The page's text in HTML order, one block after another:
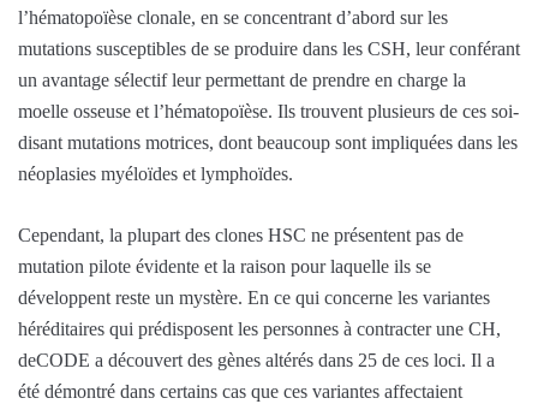
l’hématopoïèse clonale, en se concentrant d’abord sur les
mutations susceptibles de se produire dans les CSH, leur conférant
un avantage sélectif leur permettant de prendre en charge la
moelle osseuse et l’hématopoïèse. Ils trouvent plusieurs de ces soi-
disant mutations motrices, dont beaucoup sont impliquées dans les
néoplasies myéloïdes et lymphoïdes.
Cependant, la plupart des clones HSC ne présentent pas de
mutation pilote évidente et la raison pour laquelle ils se
développent reste un mystère. En ce qui concerne les variantes
héréditaires qui prédisposent les personnes à contracter une CH,
deCODE a découvert des gènes altérés dans 25 de ces loci. Il a
été démontré dans certains cas que ces variantes affectaient